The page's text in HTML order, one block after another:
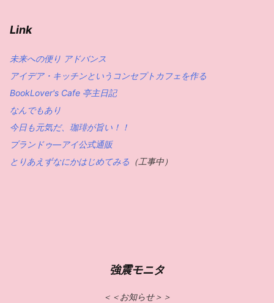
Link
未来への便り アドバンス
アイデア・キッチンというコンセプトカフェを作る
BookLover's Cafe 亭主日記
なんでもあり
今日も元気だ、珈琲が旨い！！
プランドゥ―アイ公式通販
とりあえずなにかはじめてみる （工事中）
強震モニタ
＜＜お知らせ＞＞